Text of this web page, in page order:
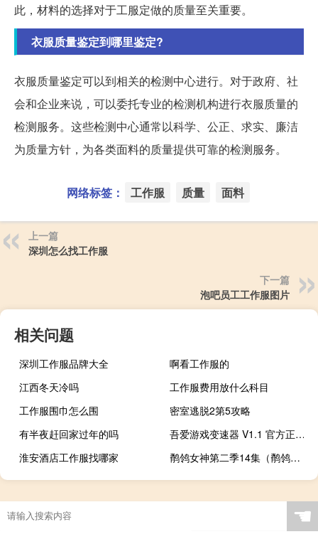
此，材料的选择对于工服定做的质量至关重要。
衣服质量鉴定到哪里鉴定?
衣服质量鉴定可以到相关的检测中心进行。对于政府、社
会和企业来说，可以委托专业的检测机构进行衣服质量的
检测服务。这些检测中心通常以科学、公正、求实、廉洁
为质量方针，为各类面料的质量提供可靠的检测服务。
网络标签： 工作服 质量 面料
上一篇
深圳怎么找工作服
下一篇
泡吧员工工作服图片
相关问题
深圳工作服品牌大全
啊看工作服的
江西冬天冷吗
工作服费用放什么科目
工作服围巾怎么围
密室逃脱2第5攻略
有半夜赶回家过年的吗
吾爱游戏变速器 V1.1 官方正式版（吾爱游戏变速器 V1.1 官方正式版功能简介）
淮安酒店工作服找哪家
鹡鸰女神第二季14集（鹡鸰女神第3季）
☚